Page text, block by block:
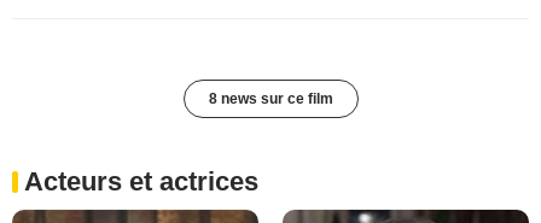
8 news sur ce film
Acteurs et actrices